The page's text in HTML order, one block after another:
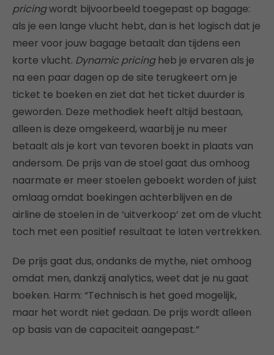
pricingwordt bijvoorbeeld toegepast op bagage:
als je een lange vlucht hebt, dan is het logisch dat je
meer voor jouw bagage betaalt dan tijdens een
korte vlucht. Dynamic pricingheb je ervaren als je
na een paar dagen op de site terugkeert om je
ticket te boeken en ziet dat het ticket duurder is
geworden. Deze methodiek heeft altijd bestaan,
alleen is deze omgekeerd, waarbij je nu meer
betaalt als je kort van tevoren boekt in plaats van
andersom. De prijs van de stoel gaat dus omhoog
naarmate er meer stoelen geboekt worden of juist
omlaag omdat boekingen achterblijven en de
airline de stoelen in de ‘uitverkoop’ zet om de vlucht
toch met een positief resultaat te laten vertrekken.
De prijs gaat dus, ondanks de mythe, niet omhoog
omdat men, dankzij analytics, weet dat je nu gaat
boeken. Harm: “Technisch is het goed mogelijk,
maar het wordt niet gedaan. De prijs wordt alleen
op basis van de capaciteit aangepast.”